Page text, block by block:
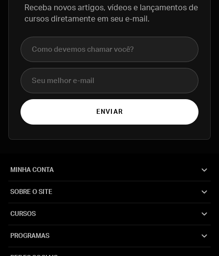
Receba novos artigos, vídeos e lançamentos de
cursos diretamente em seu e-mail.
Nome completo
E-mail
ENVIAR
MINHA CONTA
SOBRE O SITE
CURSOS
PROGRAMAS